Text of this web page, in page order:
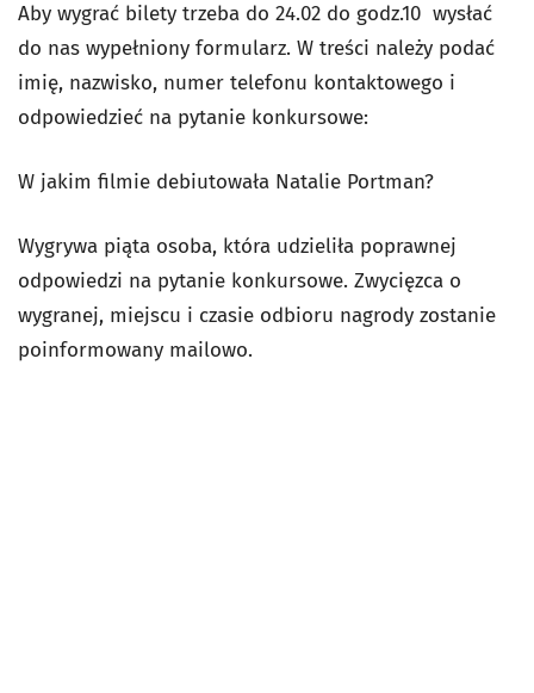
Aby wygrać bilety trzeba do 24.02 do godz.10 wysłać
do nas wypełniony formularz. W treści należy podać
imię, nazwisko, numer telefonu kontaktowego i
odpowiedzieć na pytanie konkursowe:
W jakim filmie debiutowała Natalie Portman?
Wygrywa piąta osoba, która udzieliła poprawnej
odpowiedzi na pytanie konkursowe. Zwycięzca o
wygranej, miejscu i czasie odbioru nagrody zostanie
poinformowany mailowo.